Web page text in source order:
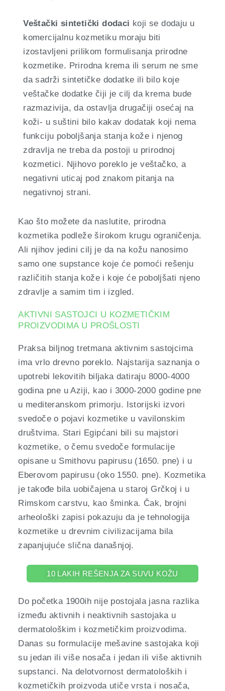
Veštački sintetički dodaci koji se dodaju u
komercijalnu kozmetiku moraju biti
izostavljeni prilikom formulisanja prirodne
kozmetike. Prirodna krema ili serum ne sme
da sadrži sintetičke dodatke ili bilo koje
veštačke dodatke čiji je cilj da krema bude
razmazivija, da ostavlja drugačiji osećaj na
koži- u suštini bilo kakav dodatak koji nema
funkciju poboljšanja stanja kože i njenog
zdravlja ne treba da postoji u prirodnoj
kozmetici. Njihovo poreklo je veštačko, a
negativni uticaj pod znakom pitanja na
negativnoj strani.
Kao što možete da naslutite, prirodna
kozmetika podleže širokom krugu ograničenja.
Ali njihov jedini cilj je da na kožu nanosimo
samo one supstance koje će pomoći rešenju
različitih stanja kože i koje će poboljšati njeno
zdravlje a samim tim i izgled.
AKTIVNI SASTOJCI U KOZMETIČKIM
PROIZVODIMA U PROŠLOSTI
Praksa biljnog tretmana aktivnim sastojcima
ima vrlo drevno poreklo. Najstarija saznanja o
upotrebi lekovitih biljaka datiraju 8000-4000
godina pne u Aziji, kao i 3000-2000 godine pne
u mediteranskom primorju. Istorijski izvori
svedoče o pojavi kozmetike u vavilonskim
društvima. Stari Egipćani bili su majstori
kozmetike, o čemu svedoče formulacije
opisane u Smithovu papirusu (1650. pne) i u
Eberovom papirusu (oko 1550. pne). Kozmetika
je takođe bila uobičajena u staroj Grčkoj i u
Rimskom carstvu, kao šminka. Čak, brojni
arheološki zapisi pokazuju da je tehnologija
kozmetike u drevnim civilizacijama bila
zapanjujuće slična današnjoj.
10 LAKIH REŠENJA ZA SUVU KOŽU
Do početka 1900ih nije postojala jasna razlika
između aktivnih i neaktivnih sastojaka u
dermatološkim i kozmetičkim proizvodima.
Danas su formulacije mešavine sastojaka koji
su jedan ili više nosača i jedan ili više aktivnih
supstanci. Na delotvornost dermatoloških i
kozmetičkih proizvoda utiče vrsta i nosača,